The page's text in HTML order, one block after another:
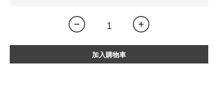
加入購物車